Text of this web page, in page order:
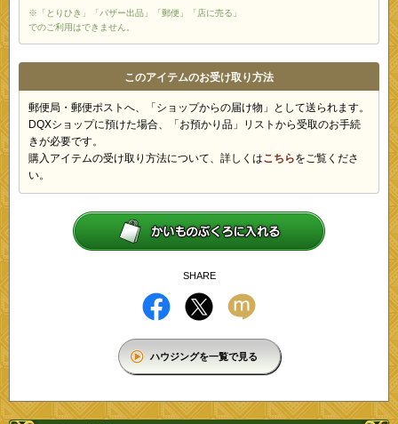
※「とりひき」「バザー出品」「郵便」「店に売る」
でのご利用はできません。
このアイテムのお受け取り方法
郵便局・郵便ポストへ、「ショップからの届け物」として送られます。
DQXショップに預けた場合、「お預かり品」リストから受取のお手続
きが必要です。
購入アイテムの受け取り方法について、詳しくはこちらをご覧くださ
い。
SHARE
ハウジングを一覧で見る